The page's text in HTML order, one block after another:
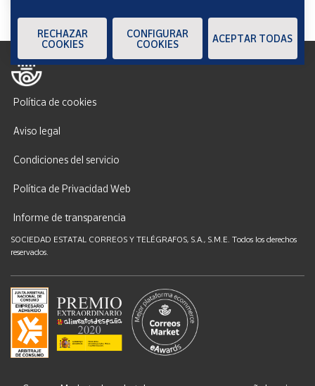
Política de cookies
Aviso legal
Condiciones del servicio
Política de Privacidad Web
Informe de transparencia
SOCIEDAD ESTATAL CORREOS Y TELÉGRAFOS, S.A., S.M.E. Todos los derechos
reservados.
RECHAZAR
COOKIES
CONFIGURAR
COOKIES
ACEPTAR TODAS